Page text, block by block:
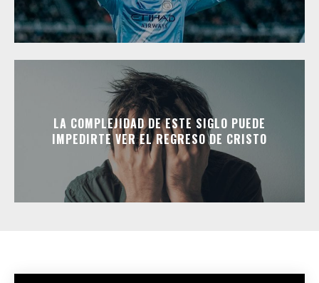
LA COMPLEJIDAD DE ESTE SIGLO PUEDE
IMPEDIRTE VER EL REGRESO DE CRISTO